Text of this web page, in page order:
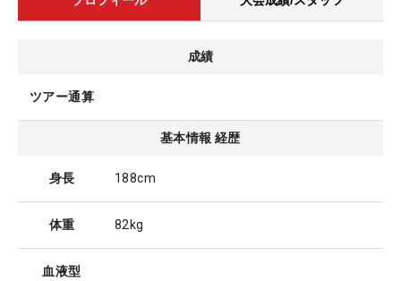
成績
ツアー通算
基本情報 経歴
身長 188cm
体重 82kg
血液型